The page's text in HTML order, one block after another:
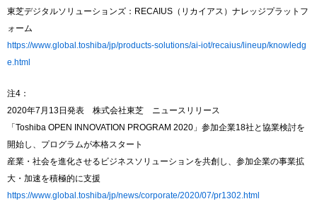
東芝デジタルソリューションズ：RECAIUS（リカイアス）ナレッジプラットフ
ォーム
https://www.global.toshiba/jp/products-solutions/ai-iot/recaius/lineup/knowledg
e.html
注4：
2020年7月13日発表 株式会社東芝 ニュースリリース
「Toshiba OPEN INNOVATION PROGRAM 2020」参加企業18社と協業検討を
開始し、プログラムが本格スタート
産業・社会を進化させるビジネスソリューションを共創し、参加企業の事業拡
大・加速を積極的に支援
https://www.global.toshiba/jp/news/corporate/2020/07/pr1302.html